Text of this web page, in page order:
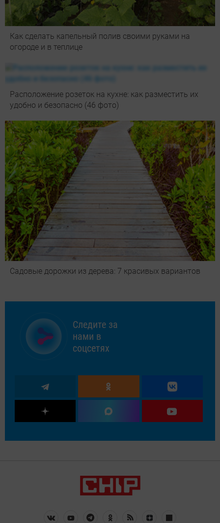
Как сделать капельный полив своими руками на
огороде и в теплице
Расположение розеток на кухне: как разместить их
удобно и безопасно (46 фото)
Садовые дорожки из дерева: 7 красивых вариантов
Следите за
нами в
соцсетях